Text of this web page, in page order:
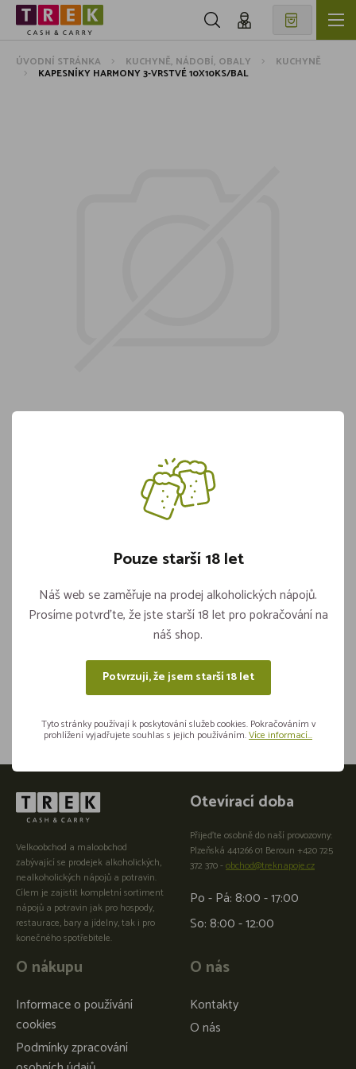
ÚVODNÍ STRÁNKA KUCHYNĚ, NÁDOBÍ, OBALY KUCHYNĚ
KAPESNÍKY HARMONY 3-VRSTVÉ 10X10KS/BAL
ks Vložit do košíku
Sdílejte na sítích
Velkoobchod a maloobchod
zabývající se prodejek alkoholických,
nealkoholických nápojů a potravin.
Cílem je zajistit kompletní sortiment
nápojů a potravin jak pro hospody,
restaurace, bary a jídelny, tak i pro
konečného spotřebitele.
O nákupu
Informace o používání
cookies
Podmínky zpracování
O nás
Kontakty
O nás
Otevírací doba
Přijeďte osobně do naší provozovny:
Plzeňská 441266 01 Beroun +420 725
372 370 -obchod@treknapoje.cz
Po - Pá: 8:00 - 17:00
So: 8:00 - 12:00
Pouze starší 18 let
Náš web se zaměřuje na prodej alkoholických nápojů.
Prosíme potvrďte, že jste starší 18 let pro pokračování na
náš shop.
Potvrzuji, že jsem starší 18 let
Tyto stránky používají k poskytování služeb cookies. Pokračováním v
prohlížení vyjadřujete souhlas s jejich používáním.Více informací...